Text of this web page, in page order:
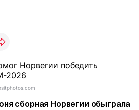
сборная Норвегии обыграла